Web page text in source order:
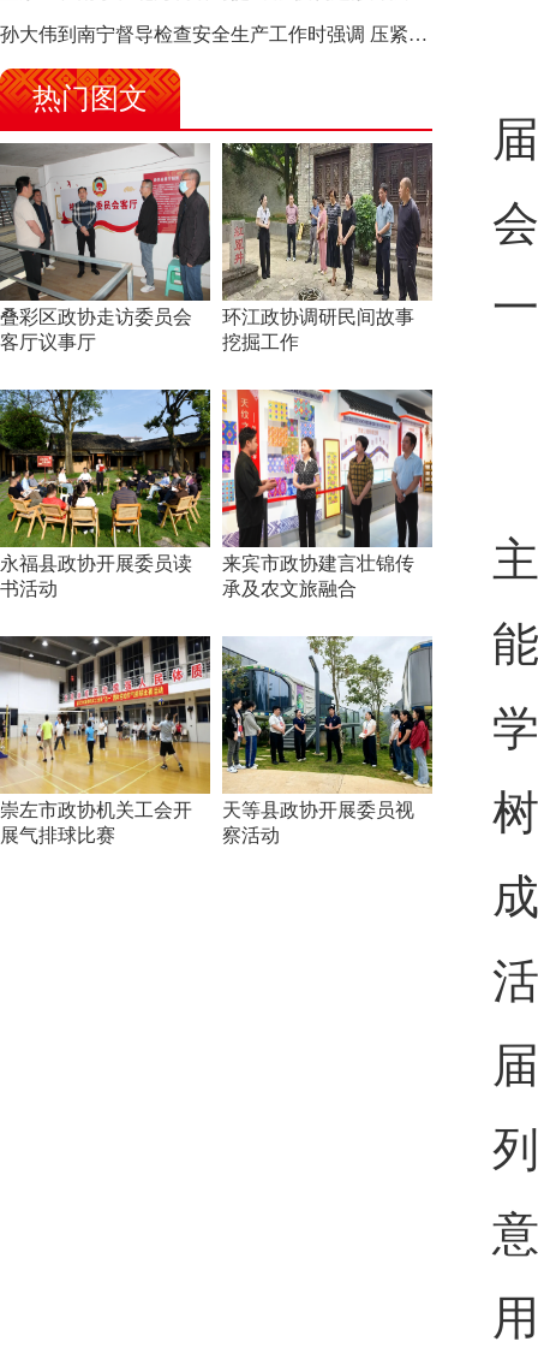
孙大伟到南宁督导检查安全生产工作时强调 压紧压实责任 狠抓隐患整治 坚决筑牢安全生产防线
热门图文
叠彩区政协走访委员会
客厅议事厅
环江政协调研民间故事
挖掘工作
永福县政协开展委员读
书活动
来宾市政协建言壮锦传
承及农文旅融合
崇左市政协机关工会开
展气排球比赛
天等县政协开展委员视
察活动